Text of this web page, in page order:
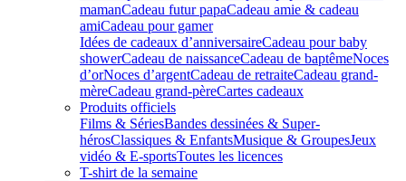
mamanCadeau futur papaCadeau amie & cadeau
amiCadeau pour gamer
Idées de cadeaux d’anniversaireCadeau pour baby
showerCadeau de naissanceCadeau de baptêmeNoces
d’orNoces d’argentCadeau de retraiteCadeau grand-
mèreCadeau grand-pèreCartes cadeaux
Produits officiels
Films & SériesBandes dessinées & Super-
hérosClassiques & EnfantsMusique & GroupesJeux
vidéo & E-sportsToutes les licences
T-shirt de la semaine